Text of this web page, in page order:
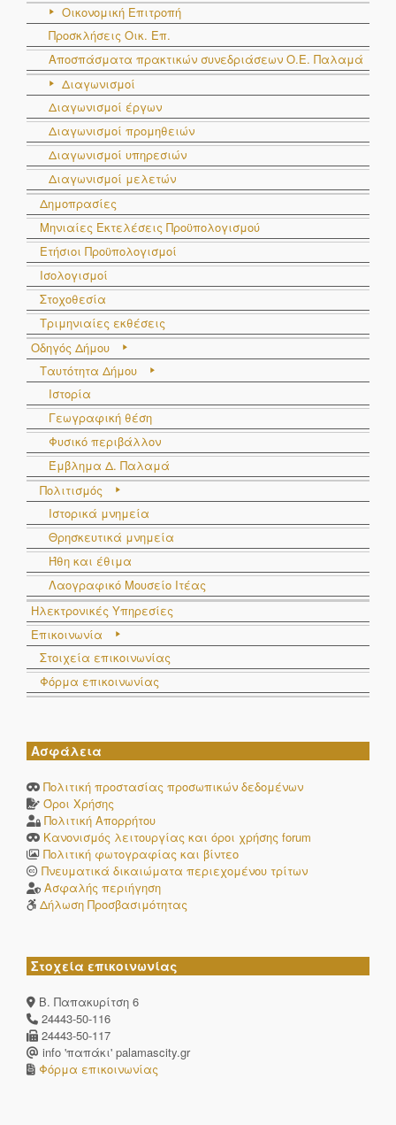
Δείχνοντας 1 εως 11 από 11 εγγραφές
Αναζήτηση:
# Επίθετο Όνομα
Ιδιότητα
#
Επίθετο Όνομα Ιδιότητα
1 Κουτσιώρας
2
Λιάχανος Ηλίας
Πλειοψηφίας
3
Λόιας
4
Σωτηρόπουλος
5
Χαντζιάρας Φίλιππος
Πλειοψηφίας
6
Καραΐσκου
7
Ξένος Χρήστος
Μειοψηφίας
8
Ζαγανάς Κωνσταντίνος Διευθυντής
Σχολικής
Μονάδας
9
Μυλωνά
Σχολικής
Μονάδας
11
Παπαδοπούλου
Δείχνοντας 1 εως 11 από 11 εγγραφές
Οικονομική Επιτροπή
Προσκλήσεις Οικ. Επ.
Αποσπάσματα πρακτικών συνεδριάσεων Ο.E. Παλαμά
Διαγωνισμοί
Διαγωνισμοί έργων
Διαγωνισμοί προμηθειών
Διαγωνισμοί υπηρεσιών
Διαγωνισμοί μελετών
Δημοπρασίες
Μηνιαίες Εκτελέσεις Προϋπολογισμού
Ετήσιοι Προϋπολογισμοί
Ισολογισμοί
Στοχοθεσία
Τριμηνιαίες εκθέσεις
Οδηγός Δήμου
Ταυτότητα Δήμου
Ιστορία
Γεωγραφική θέση
Φυσικό περιβάλλον
Έμβλημα Δ. Παλαμά
Πολιτισμός
Ιστορικά μνημεία
Θρησκευτικά μνημεία
Ήθη και έθιμα
Λαογραφικό Μουσείο Ιτέας
Ηλεκτρονικές Υπηρεσίες
Επικοινωνία
Στοιχεία επικοινωνίας
Φόρμα επικοινωνίας
Ασφάλεια
Πολιτική προστασίας προσωπικών δεδομένων
Όροι Χρήσης
Πολιτική Απορρήτου
Κανονισμός λειτουργίας και όροι χρήσης forum
Πολιτική φωτογραφίας και βίντεο
Πνευματικά δικαιώματα περιεχομένου τρίτων
Ασφαλής περιήγηση
Δήλωση Προσβασιμότητας
Στοχεία επικοινωνίας
Β. Παπακυρίτση 6
24443-50-116
24443-50-117
info 'παπάκι' palamascity.gr
Φόρμα επικοινωνίας